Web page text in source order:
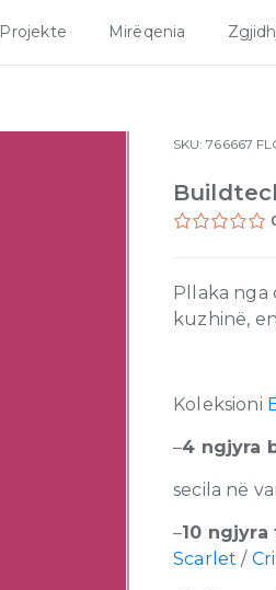
Projekte Mirëqenia
SKU:766667
Pllaka nga
kuzhinë,
Koleksioni
–4 ngjyra
secila në
–10
Scarlet /